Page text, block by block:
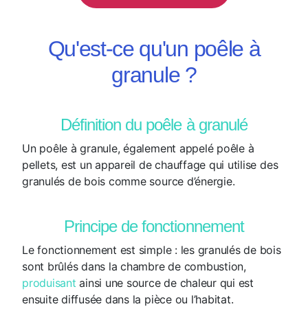
Qu'est-ce qu'un poêle à
granule ?
Définition du poêle à granulé
Un poêle à granule, également appelé poêle à
pellets, est un appareil de chauffage qui utilise des
granulés de bois comme source d’énergie.
Principe de fonctionnement
Le fonctionnement est simple : les granulés de bois
sont brûlés dans la chambre de combustion,
produisant ainsi une source de chaleur qui est
ensuite diffusée dans la pièce ou l’habitat.